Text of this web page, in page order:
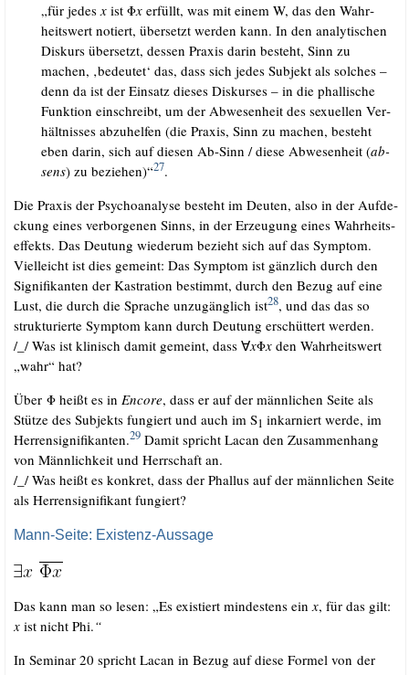
„für jedesxist Φxerfüllt, was mit einem W, das den Wahr­
heits­wert notiert, über­setzt wer­den kann. In den ana­ly­ti­schen
Dis­kurs über­setzt, des­sen Pra­xis dar­in besteht, Sinn zu
machen, ‚bedeu­tet‘ das, dass sich jedes Sub­jekt als sol­ches –
denn da ist der Ein­satz die­ses Dis­kur­ses – in die phal­li­sche
Funk­ti­on ein­schreibt, um der Abwe­sen­heit des sexu­el­len Ver­
hält­nis­ses abzu­hel­fen (die Pra­xis, Sinn zu machen, besteht
eben dar­in, sich auf die­sen Ab-Sinn /​ die­se Abwe­sen­heit (ab-
sens) zu bezie­hen)“27.
Die Pra­xis der Psy­cho­ana­ly­se besteht im Deu­ten, also in der Auf­de­
ckung eines ver­bor­ge­nen Sinns, in der Erzeu­gung eines Wahr­heits­
ef­fekts. Das Deu­tung wie­der­um bezieht sich auf das Sym­ptom.
Viel­leicht ist dies gemeint: Das Sym­ptom ist gänz­lich durch den
Signi­fi­kan­ten der Kas­tra­ti­on bestimmt, durch den Bezug auf eine
Lust, die durch die Spra­che unzu­gäng­lich ist28, und das das so
struk­tu­rier­te Sym­ptom kann durch Deu­tung erschüt­tert werden.
/​_​/​ Was ist kli­nisch damit gemeint, dass ∀xΦxden Wahr­heits­wert
„wahr“ hat?
Über Φ heißt es in Enco­re, dass er auf der männ­li­chen Sei­te als
Stüt­ze des Sub­jekts fun­giert und auch im S1 inkar­niert wer­de, im
Her­ren­si­gni­fi­kan­ten.29Damit spricht Lacan den Zusam­men­hang
von Männ­lich­keit und Herr­schaft an.
/​_​/​ Was heißt es kon­kret, dass der Phal­lus auf der männ­li­chen Sei­te
als Her­ren­si­gni­fi­kant fungiert?
Mann-Seite: Existenz-Aussage
Das kann man so lesen: „Es exis­tiert min­des­tens ein x, für das gilt:
xist nicht Phi.“
In Semi­nar 20 spricht Lacan in Bezug auf die­se For­mel von der